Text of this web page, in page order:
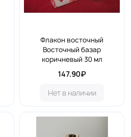
Флакон восточный
Восточный базар
коричневый 30 мл
147.90₽
Нет в наличии